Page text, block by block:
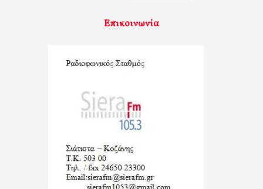
Επικοινωνία